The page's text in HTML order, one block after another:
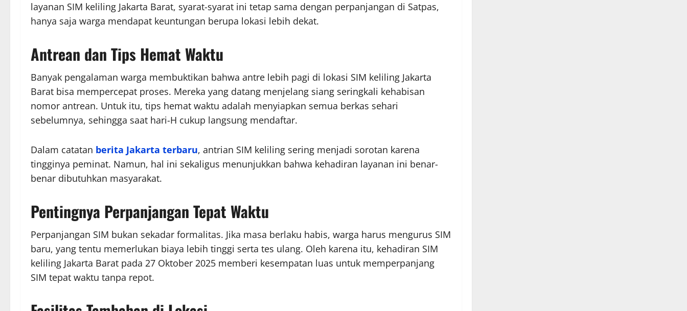
layanan SIM keliling Jakarta Barat, syarat-syarat ini tetap sama dengan perpanjangan di Satpas,
hanya saja warga mendapat keuntungan berupa lokasi lebih dekat.
Antrean dan Tips Hemat Waktu
Banyak pengalaman warga membuktikan bahwa antre lebih pagi di lokasi SIM keliling Jakarta
Barat bisa mempercepat proses. Mereka yang datang menjelang siang seringkali kehabisan
nomor antrean. Untuk itu, tips hemat waktu adalah menyiapkan semua berkas sehari
sebelumnya, sehingga saat hari-H cukup langsung mendaftar.
Dalam catatan berita Jakarta terbaru, antrian SIM keliling sering menjadi sorotan karena
tingginya peminat. Namun, hal ini sekaligus menunjukkan bahwa kehadiran layanan ini benar-
benar dibutuhkan masyarakat.
Pentingnya Perpanjangan Tepat Waktu
Perpanjangan SIM bukan sekadar formalitas. Jika masa berlaku habis, warga harus mengurus SIM
baru, yang tentu memerlukan biaya lebih tinggi serta tes ulang. Oleh karena itu, kehadiran SIM
keliling Jakarta Barat pada 27 Oktober 2025 memberi kesempatan luas untuk memperpanjang
SIM tepat waktu tanpa repot.